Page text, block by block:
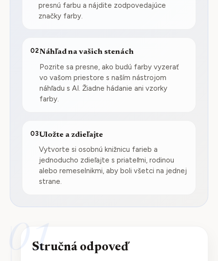
presnú farbu a nájdite zodpovedajúce
značky farby.
02Náhľad na vašich stenách
Pozrite sa presne, ako budú farby vyzerať
vo vašom priestore s naším nástrojom
náhľadu s AI. Žiadne hádanie ani vzorky
farby.
03Uložte a zdieľajte
Vytvorte si osobnú knižnicu farieb a
jednoducho zdieľajte s priateľmi, rodinou
alebo remeselnikmi, aby boli všetci na jednej
strane.
01
Stručná odpoveď